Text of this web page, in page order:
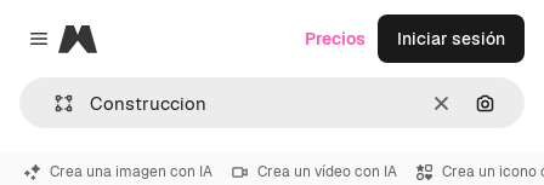
Close menu
Magnific
Borrar
Precios Iniciar sesión
Crea una imagen con IA Crea un vídeo con IA Crea un icono